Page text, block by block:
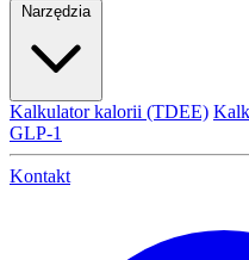
Narzędzia
Kalkulator kalorii (TDEE)
GLP-1
Kontakt